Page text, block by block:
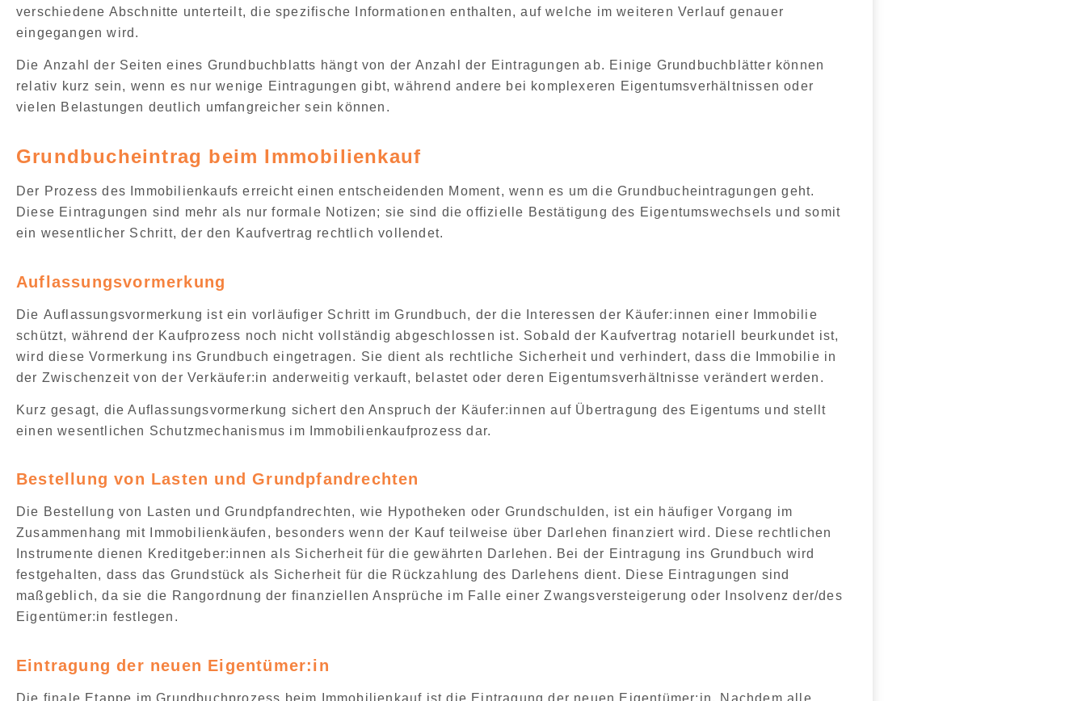
verschiedene Abschnitte unterteilt, die spezifische Informationen enthalten, auf welche im weiteren Verlauf genauer
eingegangen wird.
Die Anzahl der Seiten eines Grundbuchblatts hängt von der Anzahl der Eintragungen ab. Einige Grundbuchblätter können
relativ kurz sein, wenn es nur wenige Eintragungen gibt, während andere bei komplexeren Eigentumsverhältnissen oder
vielen Belastungen deutlich umfangreicher sein können.
Grundbucheintrag beim Immobilienkauf
Der Prozess des Immobilienkaufs erreicht einen entscheidenden Moment, wenn es um die Grundbucheintragungen geht.
Diese Eintragungen sind mehr als nur formale Notizen; sie sind die offizielle Bestätigung des Eigentumswechsels und somit
ein wesentlicher Schritt, der den Kaufvertrag rechtlich vollendet.
Auflassungsvormerkung
Die Auflassungsvormerkung ist ein vorläufiger Schritt im Grundbuch, der die Interessen der Käufer:innen einer Immobilie
schützt, während der Kaufprozess noch nicht vollständig abgeschlossen ist. Sobald der Kaufvertrag notariell beurkundet ist,
wird diese Vormerkung ins Grundbuch eingetragen. Sie dient als rechtliche Sicherheit und verhindert, dass die Immobilie in
der Zwischenzeit von der Verkäufer:in anderweitig verkauft, belastet oder deren Eigentumsverhältnisse verändert werden.
Kurz gesagt, die Auflassungsvormerkung sichert den Anspruch der Käufer:innen auf Übertragung des Eigentums und stellt
einen wesentlichen Schutzmechanismus im Immobilienkaufprozess dar.
Bestellung von Lasten und Grundpfandrechten
Die Bestellung von Lasten und Grundpfandrechten, wie Hypotheken oder Grundschulden, ist ein häufiger Vorgang im
Zusammenhang mit Immobilienkäufen, besonders wenn der Kauf teilweise über Darlehen finanziert wird. Diese rechtlichen
Instrumente dienen Kreditgeber:innen als Sicherheit für die gewährten Darlehen . Bei der Eintragung ins Grundbuch wird
festgehalten, dass das Grundstück als Sicherheit für die Rückzahlung des Darlehens dient. Diese Eintragungen sind
maßgeblich, da sie die Rangordnung der finanziellen Ansprüche im Falle einer Zwangsversteigerung oder Insolvenz der/des
Eigentümer:in festlegen.
Eintragung der neuen Eigentümer:in
Die finale Etappe im Grundbuchprozess beim Immobilienkauf ist die Eintragung der neuen Eigentümer:in. Nachdem alle